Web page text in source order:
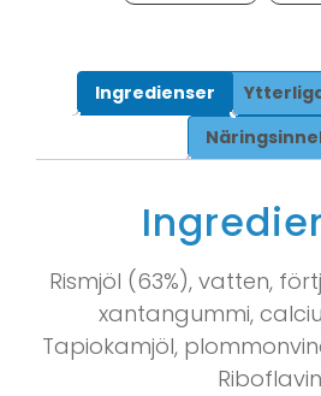
Ingredienser
Rismjöl (63%), vatten,
xantangummi,
Tapiokamjöl,
Riboflavin